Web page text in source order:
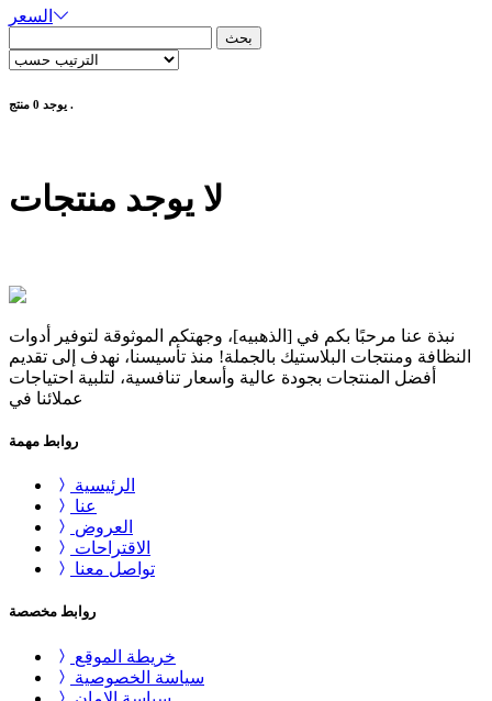
السعر
بحث
يوجد 0 منتج .
لا يوجد منتجات
نبذة عنا مرحبًا بكم في [الذهبيه]، وجهتكم الموثوقة لتوفير أدوات
النظافة ومنتجات البلاستيك بالجملة! منذ تأسيسنا، نهدف إلى تقديم
أفضل المنتجات بجودة عالية وأسعار تنافسية، لتلبية احتياجات
عملائنا في
روابط مهمة
الرئيسية
عنا
العروض
الاقتراحات
تواصل معنا
روابط مخصصة
خريطة الموقع
سياسة الخصوصية